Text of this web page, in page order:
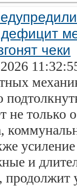
чеки
не только
и
продолжит